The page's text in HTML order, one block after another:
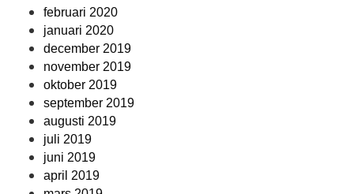
februari 2020
januari 2020
december 2019
november 2019
oktober 2019
september 2019
augusti 2019
juli 2019
juni 2019
april 2019